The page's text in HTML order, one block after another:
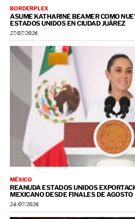
BORDERPLEX
ASUME KATHARINE BEAMER COMO
ESTADOS UNIDOS EN CIUDAD JUÁREZ
27/07/2026
MÉXICO
REANUDA ESTADOS UNIDOS
MEXICANO DESDE FINALES DE AGOSTO
24/07/2026